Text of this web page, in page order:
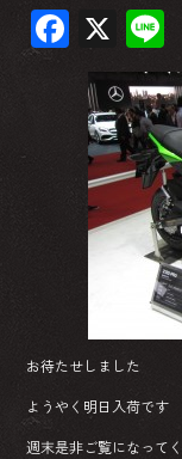
F
ac
e
b
o
ok
X
お待たせしました
ようやく明日入荷です
週末是非ご覧になって